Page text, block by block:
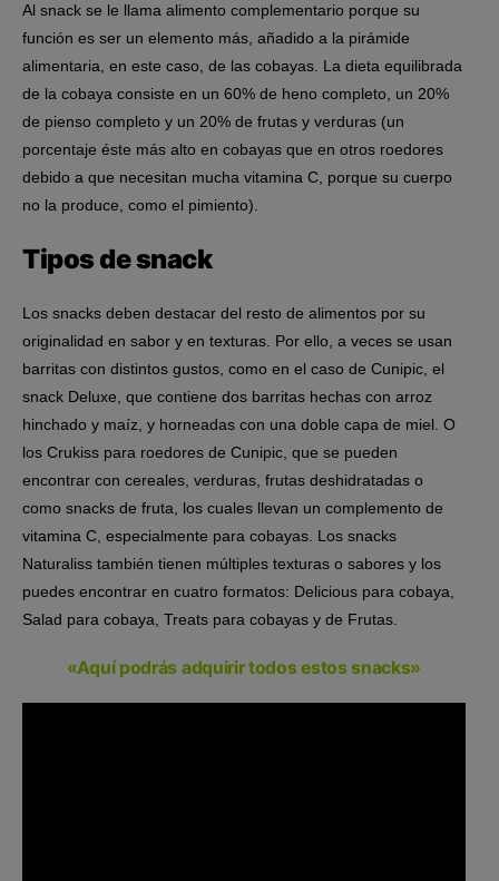
Al snack se le llama alimento complementario porque su
función es ser un elemento más, añadido a la pirámide
alimentaria, en este caso, de las cobayas. La dieta equilibrada
de la cobaya consiste en un 60% de heno completo, un 20%
de pienso completo y un 20% de frutas y verduras (un
porcentaje éste más alto en cobayas que en otros roedores
debido a que necesitan mucha vitamina C, porque su cuerpo
no la produce, como el pimiento).
Tipos de snack
Los snacks deben destacar del resto de alimentos por su
originalidad en sabor y en texturas. Por ello, a veces se usan
barritas con distintos gustos, como en el caso de Cunipic, el
snack Deluxe, que contiene dos barritas hechas con arroz
hinchado y maíz, y horneadas con una doble capa de miel. O
los Crukiss para roedores de Cunipic, que se pueden
encontrar con cereales, verduras, frutas deshidratadas o
como snacks de fruta, los cuales llevan un complemento de
vitamina C, especialmente para cobayas. Los snacks
Naturaliss también tienen múltiples texturas o sabores y los
puedes encontrar en cuatro formatos: Delicious para cobaya,
Salad para cobaya, Treats para cobayas y de Frutas.
«Aquí podrás adquirir todos estos snacks»